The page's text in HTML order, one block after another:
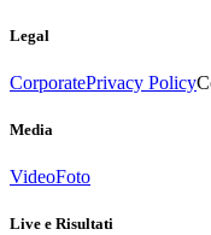
Legal
CorporatePrivacy Policy
Media
VideoFoto
Live e Risultati